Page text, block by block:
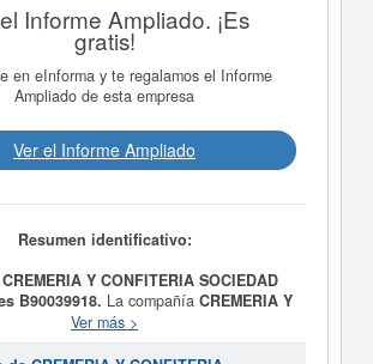
Informe Ampliado. ¡Es
gratis!
en eInforma y te regalamos el Informe
Ampliado de esta empresa
Ver el Informe Ampliado
Resumen identificativo:
Y CONFITERIA SOCIEDAD
B90039918. La compañía CREMERIA Y
SOCIEDAD LIMITADA.
2012 teniendo como meta social 1.
Ver más >